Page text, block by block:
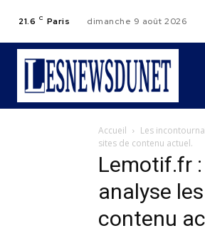
21.6 C Paris dimanche 9 août 2026
Accueil Les
sites de contenu actuel.
Lemotif.fr
analyse
contenu